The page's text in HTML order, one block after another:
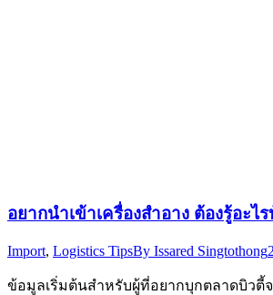
อยากนำเข้าเครื่องสำอาง ต้องรู้อะไร
Import, Logistics TipsBy Issared Singtothong
ข้อมูลเริ่มต้นสำหรับผู้ที่อยากบุกตลาดบิวตี้จ